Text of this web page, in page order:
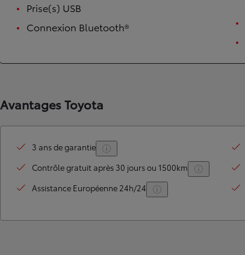
HYBRIDE OU HYBRIDE RECHARGEABLE
Disponible rapidement
Prise(s) USB
Connexion Bluetooth®
Avantages Toyota
3 ans de garantie
Contrôle gratuit après 30 jours ou 1500km
Assistance Européenne 24h/24